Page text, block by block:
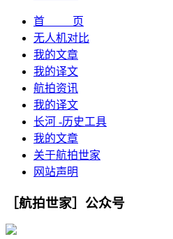
首 页
无人机对比
我的文章
我的译文
航拍资讯
我的译文
长河 -历史工具
我的文章
关于航拍世家
网站声明
［航拍世家］公众号